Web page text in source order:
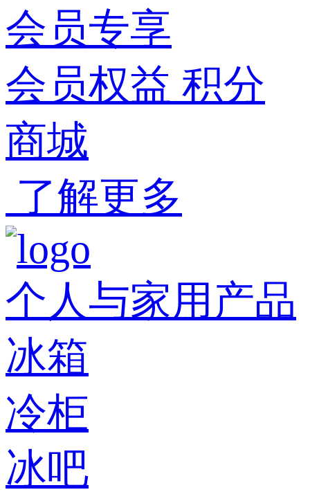
会员专享
会员权益 积分
商城
了解更多
个人与家用产品
冰箱
冷柜
冰吧